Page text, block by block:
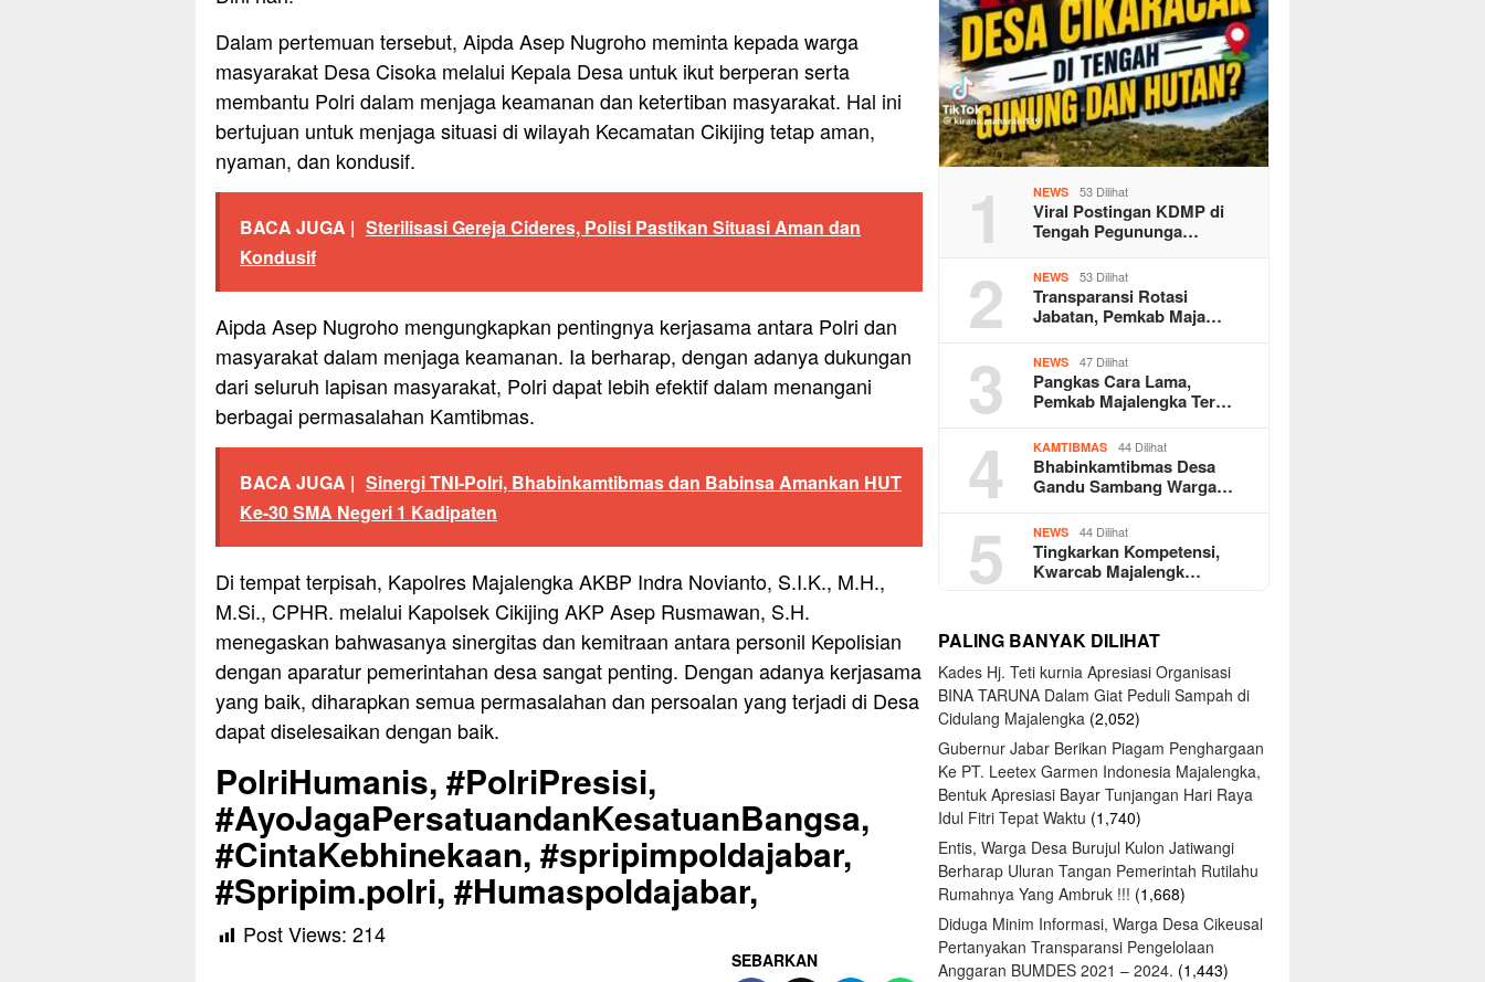
Dalam pertemuan tersebut, Aipda Asep Nugroho meminta kepada warga
masyarakat Desa Cisoka melalui Kepala Desa untuk ikut berperan serta
membantu Polri dalam menjaga keamanan dan ketertiban masyarakat. Hal ini
bertujuan untuk menjaga situasi di wilayah Kecamatan Cikijing tetap aman,
nyaman, dan kondusif.
BACA JUGA | Sterilisasi Gereja Cideres, Polisi Pastikan Situasi Aman dan
Kondusif
Aipda Asep Nugroho mengungkapkan pentingnya kerjasama antara Polri dan
masyarakat dalam menjaga keamanan. Ia berharap, dengan adanya dukungan
dari seluruh lapisan masyarakat, Polri dapat lebih efektif dalam menangani
berbagai permasalahan Kamtibmas.
BACA JUGA | Sinergi TNI-Polri, Bhabinkamtibmas dan Babinsa Amankan HUT
Ke-30 SMA Negeri 1 Kadipaten
Di tempat terpisah, Kapolres Majalengka AKBP Indra Novianto, S.I.K., M.H.,
M.Si., CPHR. melalui Kapolsek Cikijing AKP Asep Rusmawan, S.H.
menegaskan bahwasanya sinergitas dan kemitraan antara personil Kepolisian
dengan aparatur pemerintahan desa sangat penting. Dengan adanya kerjasama
yang baik, diharapkan semua permasalahan dan persoalan yang terjadi di Desa
dapat diselesaikan dengan baik.
PolriHumanis, #PolriPresisi,
#AyoJagaPersatuandanKesatuanBangsa,
#CintaKebhinekaan, #spripimpoldajabar,
#Spripim.polri, #Humaspoldajabar,
Post Views: 214
SEBARKAN
1 NEWS 53 Dilihat
Viral Postingan KDMP di
Tengah Pegununga…
2 NEWS 53 Dilihat
Transparansi Rotasi
Jabatan, Pemkab Maja…
3 NEWS 47 Dilihat
Pangkas Cara Lama,
Pemkab Majalengka Ter…
4 KAMTIBMAS 44 Dilihat
Bhabinkamtibmas Desa
Gandu Sambang Warga…
5 NEWS 44 Dilihat
Tingkarkan Kompetensi,
Kwarcab Majalengk…
PALING BANYAK DILIHAT
Kades Hj. Teti kurnia Apresiasi Organisasi
BINA TARUNA Dalam Giat Peduli Sampah di
Cidulang Majalengka (2,052)
Gubernur Jabar Berikan Piagam Penghargaan
Ke PT. Leetex Garmen Indonesia Majalengka,
Bentuk Apresiasi Bayar Tunjangan Hari Raya
Idul Fitri Tepat Waktu (1,740)
Entis, Warga Desa Burujul Kulon Jatiwangi
Berharap Uluran Tangan Pemerintah Rutilahu
Rumahnya Yang Ambruk !!! (1,668)
Diduga Minim Informasi, Warga Desa Cikeusal
Pertanyakan Transparansi Pengelolaan
Anggaran BUMDES 2021 – 2024. (1,443)